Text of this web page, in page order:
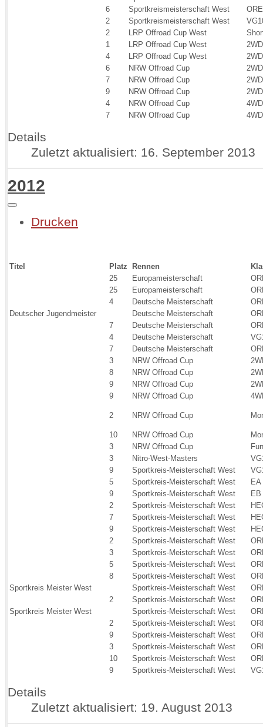
6
Sportkreismeisterschaft West
2
Sportkreismeisterschaft West
2
LRP Offroad Cup West
1
LRP Offroad Cup West
4
LRP Offroad Cup West
6
NRW Offroad Cup
2WD
7
NRW Offroad Cup
2WD
9
NRW Offroad Cup
2WD
4
NRW Offroad Cup
4WD
7
NRW Offroad Cup 4WD
Details
Zuletzt aktualisiert: 16. September 2013
2012
Drucken
Titel Platz Rennen
25
Europameisterschaft
25
Europameisterschaft
4
Deutsche Meisterschaft
Deutscher Jugendmeister
Deutsche Meisterschaft
7
Deutsche Meisterschaft
4
Deutsche Meisterschaft
7
Deutsche Meisterschaft
3
NRW Offroad Cup
8
NRW Offroad Cup
9
NRW Offroad Cup
9
NRW Offroad Cup
2 NRW Offroad Cup
10 NRW Offroad Cup
3
NRW Offroad Cup
3
Nitro-West-Masters
9
Sportkreis-Meisterschaft West
5
Sportkreis-Meisterschaft West
EA
9
Sportkreis-Meisterschaft West
EB
2
Sportkreis-Meisterschaft West
7
Sportkreis-Meisterschaft West
9
Sportkreis-Meisterschaft West
2
Sportkreis-Meisterschaft West
3
Sportkreis-Meisterschaft West
5
Sportkreis-Meisterschaft West
8
Sportkreis-Meisterschaft West
Sportkreis Meister West
Sportkreis-Meisterschaft West
2
Sportkreis-Meisterschaft West
Sportkreis Meister West
Sportkreis-Meisterschaft West
2
Sportkreis-Meisterschaft West
9
Sportkreis-Meisterschaft West
3
Sportkreis-Meisterschaft West
10
Sportkreis-Meisterschaft West
9
Sportkreis-Meisterschaft West
Details
Zuletzt aktualisiert: 19. August 2013